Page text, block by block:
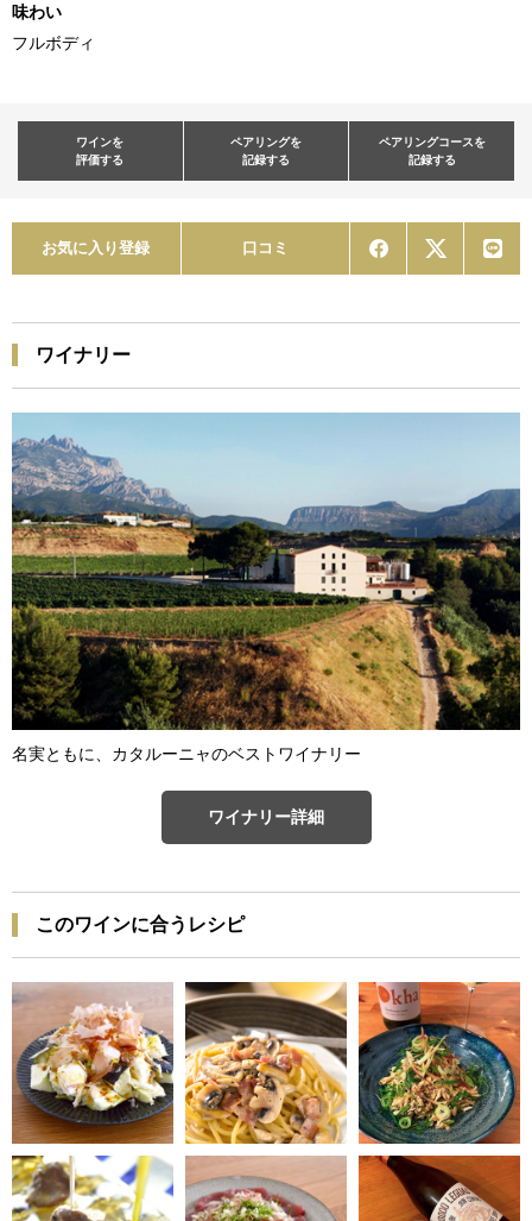
味わい
フルボディ
ワインを
評価する
ペアリングを
記録する
ペアリングコースを
記録する
お気に入り登録 口コミ
ワイナリー
名実ともに、カタルーニャのベストワイナリー
ワイナリー詳細
このワインに合うレシピ